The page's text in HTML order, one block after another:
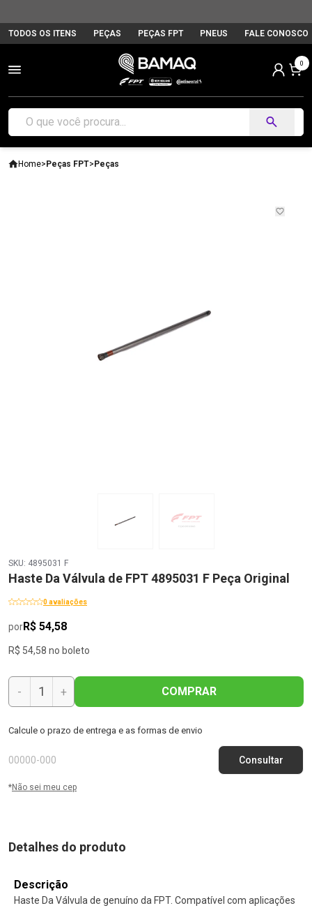
TODOS OS ITENS PEÇAS PEÇAS FPT PNEUS FALE CONOSCO
0
Home>Peças FPT>Peças
SKU: 4895031 F
Haste Da Válvula de FPT 4895031 F Peça Original
0 avaliações
porR$ 54,58
R$ 54,58 no boleto
- + COMPRAR
Calcule o prazo de entrega e as formas de envio
*Não sei meu cep
Detalhes do produto
Descrição
Haste Da Válvula de genuíno da FPT. Compatível com aplicações